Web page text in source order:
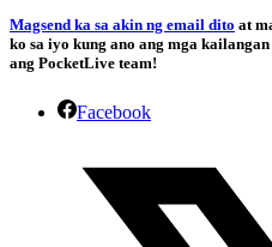
Magsend ka sa akin ng email dito at
ko sa iyo kung ano ang mga
ang PocketLive team!
Facebook